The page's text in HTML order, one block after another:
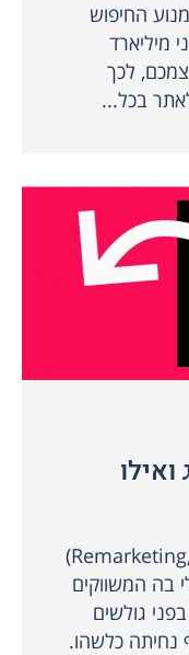
החיפוש
מיליארד
לכך
בכל...
רימרקטינג (Remarketing, AKA Retargeting)
בה המשווקים
גולשים
נחיתה כלשהו.